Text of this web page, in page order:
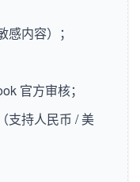
内容）；
官方审核；
支持人民币 / 美